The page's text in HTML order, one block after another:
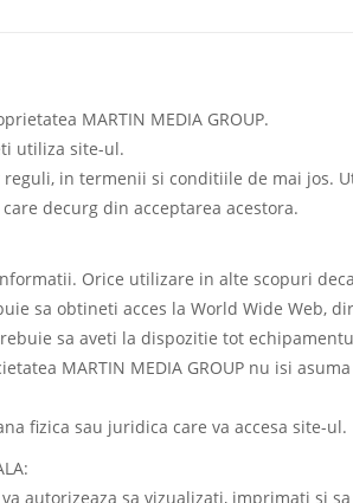
MARTIN MEDIA GROUP.
utiliza site-ul.
in termenii si conditiile de mai jos.
decurg din acceptarea acestora.
Orice utilizare in alte scopuri
sa obtineti acces la World Wide Web,
sa aveti la dispozitie tot
MARTIN MEDIA GROUP nu isi
fizica sau juridica care va accesa site-ul.
va autorizeaza sa vizualizati, imprimati